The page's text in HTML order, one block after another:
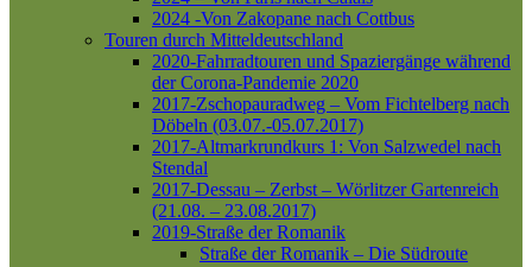
2024 -Von Zakopane nach Cottbus
Touren durch Mitteldeutschland
2020-Fahrradtouren und Spaziergänge während
der Corona-Pandemie 2020
2017-Zschopauradweg – Vom Fichtelberg nach
Döbeln (03.07.-05.07.2017)
2017-Altmarkrundkurs 1: Von Salzwedel nach
Stendal
2017-Dessau – Zerbst – Wörlitzer Gartenreich
(21.08. – 23.08.2017)
2019-Straße der Romanik
Straße der Romanik – Die Südroute